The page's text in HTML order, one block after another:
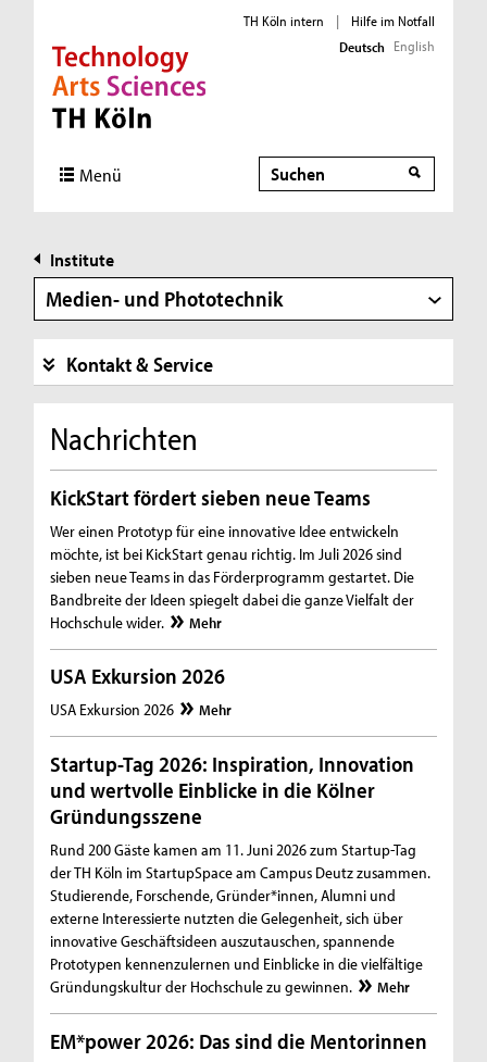
Direkt zur Hauptnavigation
Direkt zur Subnavigation
Direkt zum Inhalt
Direkt zum Fußbereich
TH Köln intern |
Hilfe im Notfall
Deutsch English
Menü Suche
Suche
Institute
Medien- und Phototechnik
Kontakt & Service
Nachrichten
KickStart fördert sieben neue Teams
Wer einen Prototyp für eine innovative Idee entwickeln
möchte, ist bei KickStart genau richtig. Im Juli 2026 sind
sieben neue Teams in das Förderprogramm gestartet. Die
Bandbreite der Ideen spiegelt dabei die ganze Vielfalt der
Hochschule wider.
Mehr
USA Exkursion 2026
USA Exkursion 2026 Mehr
Startup-Tag 2026: Inspiration, Innovation
und wertvolle Einblicke in die Kölner
Gründungsszene
Rund 200 Gäste kamen am 11. Juni 2026 zum Startup-Tag
der TH Köln im StartupSpace am Campus Deutz zusammen.
Studierende, Forschende, Gründer*innen, Alumni und
externe Interessierte nutzten die Gelegenheit, sich über
innovative Geschäftsideen auszutauschen, spannende
Prototypen kennenzulernen und Einblicke in die vielfältige
Gründungskultur der Hochschule zu gewinnen.
Mehr
EM*power 2026: Das sind die Mentorinnen